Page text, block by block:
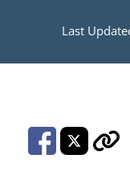
Last